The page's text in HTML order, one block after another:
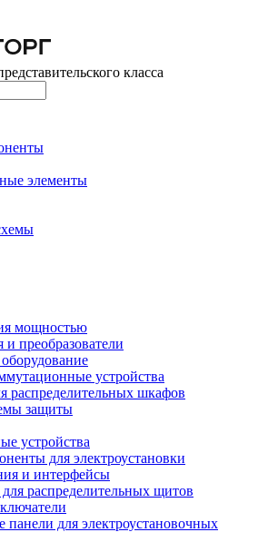
класса
элементы
мощностью
преобразователи
устройства
распределительных шкафов
защиты
устройства
для электроустановки
и интерфейсы
распределительных щитов
для электроустановочных